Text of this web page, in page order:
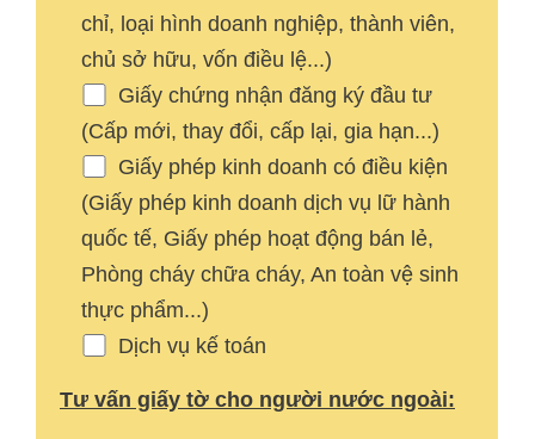
chỉ, loại hình doanh nghiệp, thành viên,
chủ sở hữu, vốn điều lệ...)
Giấy chứng nhận đăng ký đầu tư
(Cấp mới, thay đổi, cấp lại, gia hạn...)
Giấy phép kinh doanh có điều kiện
(Giấy phép kinh doanh dịch vụ lữ hành
quốc tế, Giấy phép hoạt động bán lẻ,
Phòng cháy chữa cháy, An toàn vệ sinh
thực phẩm...)
Dịch vụ kế toán
Tư vấn giấy tờ cho người nước ngoài: